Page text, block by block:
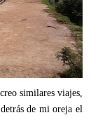
similares viajes,
de mi oreja el